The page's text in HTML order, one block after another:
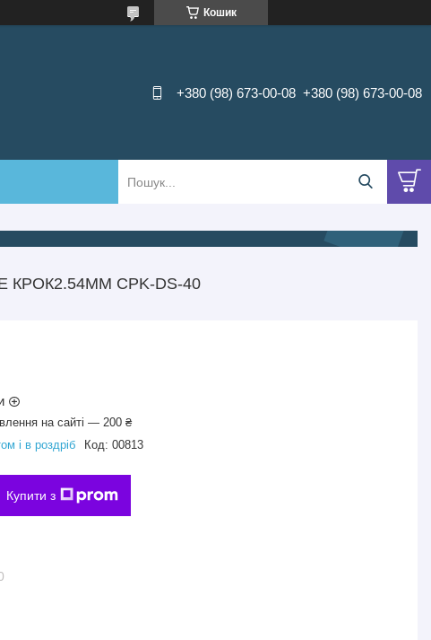
Кошик
+380 (98) 673-00-08 +380 (98) 673-00-08
CPK-DS-40
на сайті — 200 ₴
і в роздріб Код: 00813
Купити з